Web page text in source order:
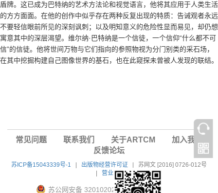
盾牌。这已成为巴特纳的艺术方法论和视觉语言，他将其应用于人类生活
的方方面面。在他的创作中似乎存在两种反复出现的特质：告诫观者永远
不要轻信眼前所见的深刻讽刺；以及明知意义的危险性显而易见，却仍想
寓意其中的深层渴望。维尔纳·巴特纳是一个信徒，一个信仰“什么都不可
信”的信徒。他将世间万物与它们指向的参照物视为分门别类的采石场，
在其中挖掘构建自己图像世界的基石，也在此窥探未曾被人发现的联结。
常见问题 联系我们 关于ARTCM
加入我们
反馈论坛
苏ICP备15043339号-1 出版物经营许可证
苏网文 [2016] 0726-012号
营业执照
苏公网安备 32010202010604号